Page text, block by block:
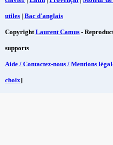
utiles | Bac d'anglais
CopyrightLaurent Camus -
supports
Aide / Contactez-nous / Mentions
choix]